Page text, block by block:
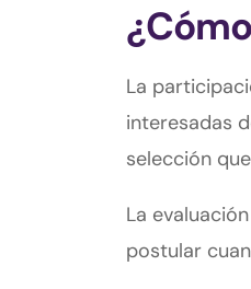
La
interesadas
selección
La
postular